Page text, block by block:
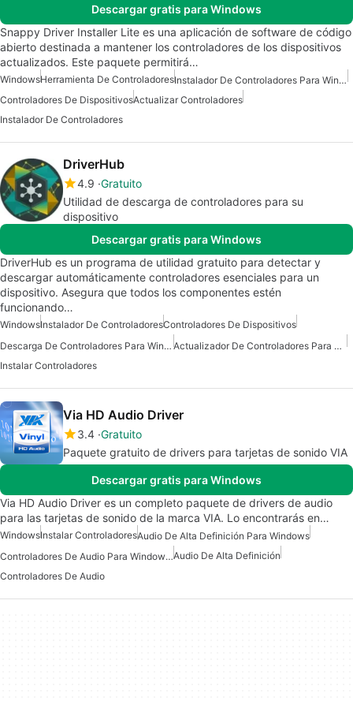
Descargar gratis para Windows
Snappy Driver Installer Lite es una aplicación de software de código
abierto destinada a mantener los controladores de los dispositivos
actualizados. Este paquete permitirá…
WindowsHerramienta De Controladores
Instalador De Controladores Para Windows 7
Controladores De DispositivosActualizar Controladores
Instalador De Controladores
DriverHub
4.9 Gratuito
Utilidad de descarga de controladores para su
dispositivo
Descargar gratis para Windows
DriverHub es un programa de utilidad gratuito para detectar y
descargar automáticamente controladores esenciales para un
dispositivo. Asegura que todos los componentes estén
funcionando…
WindowsInstalador De ControladoresControladores De Dispositivos
Descarga De Controladores Para Windows
Actualizador De Controladores Para Windows
Instalar Controladores
Via HD Audio Driver
3.4 Gratuito
Paquete gratuito de drivers para tarjetas de sonido VIA
Descargar gratis para Windows
Via HD Audio Driver es un completo paquete de drivers de audio
para las tarjetas de sonido de la marca VIA. Lo encontrarás en…
WindowsInstalar ControladoresAudio De Alta Definición Para Windows
Controladores De Audio Para Windows 7Audio De Alta Definición
Controladores De Audio